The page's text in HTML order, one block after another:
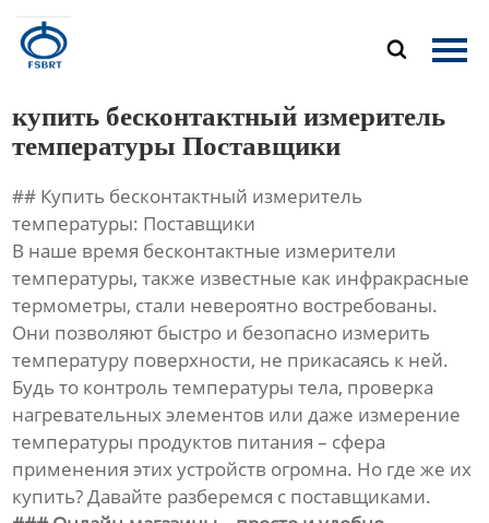

Главная
Новости
Контакты
купить бесконтактный измеритель
температуры Поставщики
## Купить бесконтактный измеритель
температуры: Поставщики
В наше время бесконтактные измерители
температуры, также известные как инфракрасные
термометры, стали невероятно востребованы.
Они позволяют быстро и безопасно измерить
температуру поверхности, не прикасаясь к ней.
Будь то контроль температуры тела, проверка
нагревательных элементов или даже измерение
температуры продуктов питания – сфера
применения этих устройств огромна. Но где же их
купить? Давайте разберемся с поставщиками.